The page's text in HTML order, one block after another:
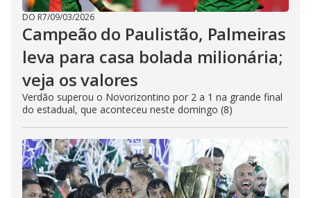
DO R7/09/03/2026
Campeão do Paulistão, Palmeiras
leva para casa bolada milionária;
veja os valores
Verdão superou o Novorizontino por 2 a 1 na grande final
do estadual, que aconteceu neste domingo (8)